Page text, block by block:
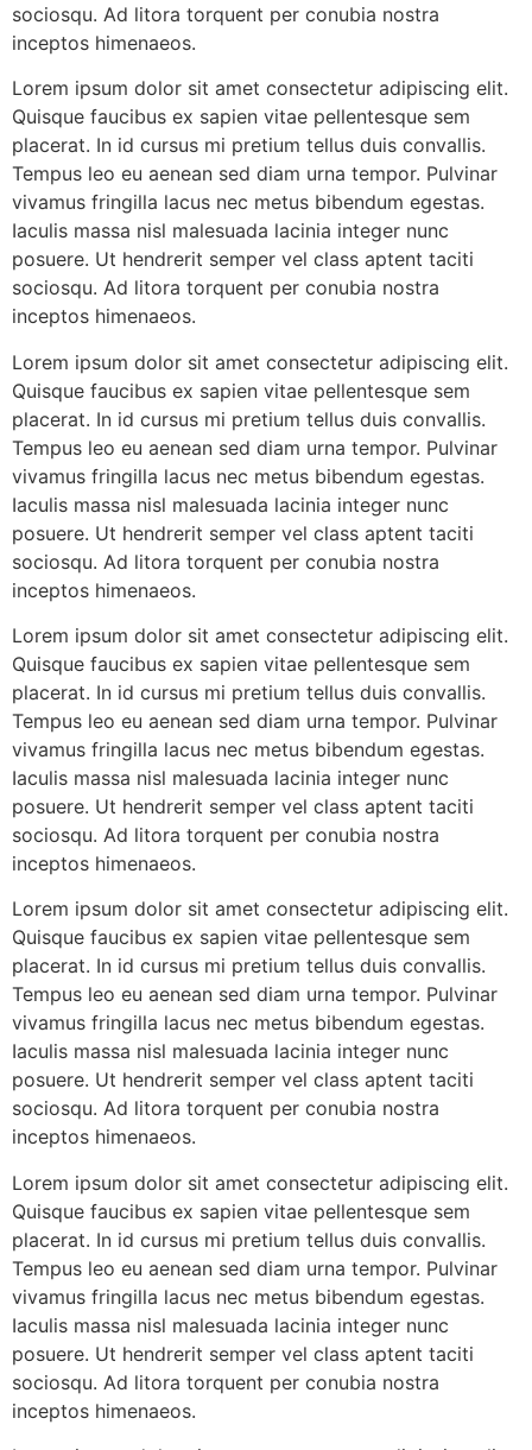
sociosqu. Ad litora torquent per conubia nostra
inceptos himenaeos.
Lorem ipsum dolor sit amet consectetur adipiscing elit.
Quisque faucibus ex sapien vitae pellentesque sem
placerat. In id cursus mi pretium tellus duis convallis.
Tempus leo eu aenean sed diam urna tempor. Pulvinar
vivamus fringilla lacus nec metus bibendum egestas.
Iaculis massa nisl malesuada lacinia integer nunc
posuere. Ut hendrerit semper vel class aptent taciti
sociosqu. Ad litora torquent per conubia nostra
inceptos himenaeos.
Lorem ipsum dolor sit amet consectetur adipiscing elit.
Quisque faucibus ex sapien vitae pellentesque sem
placerat. In id cursus mi pretium tellus duis convallis.
Tempus leo eu aenean sed diam urna tempor. Pulvinar
vivamus fringilla lacus nec metus bibendum egestas.
Iaculis massa nisl malesuada lacinia integer nunc
posuere. Ut hendrerit semper vel class aptent taciti
sociosqu. Ad litora torquent per conubia nostra
inceptos himenaeos.
Lorem ipsum dolor sit amet consectetur adipiscing elit.
Quisque faucibus ex sapien vitae pellentesque sem
placerat. In id cursus mi pretium tellus duis convallis.
Tempus leo eu aenean sed diam urna tempor. Pulvinar
vivamus fringilla lacus nec metus bibendum egestas.
Iaculis massa nisl malesuada lacinia integer nunc
posuere. Ut hendrerit semper vel class aptent taciti
sociosqu. Ad litora torquent per conubia nostra
inceptos himenaeos.
Lorem ipsum dolor sit amet consectetur adipiscing elit.
Quisque faucibus ex sapien vitae pellentesque sem
placerat. In id cursus mi pretium tellus duis convallis.
Tempus leo eu aenean sed diam urna tempor. Pulvinar
vivamus fringilla lacus nec metus bibendum egestas.
Iaculis massa nisl malesuada lacinia integer nunc
posuere. Ut hendrerit semper vel class aptent taciti
sociosqu. Ad litora torquent per conubia nostra
inceptos himenaeos.
Lorem ipsum dolor sit amet consectetur adipiscing elit.
Quisque faucibus ex sapien vitae pellentesque sem
placerat. In id cursus mi pretium tellus duis convallis.
Tempus leo eu aenean sed diam urna tempor. Pulvinar
vivamus fringilla lacus nec metus bibendum egestas.
Iaculis massa nisl malesuada lacinia integer nunc
posuere. Ut hendrerit semper vel class aptent taciti
sociosqu. Ad litora torquent per conubia nostra
inceptos himenaeos.